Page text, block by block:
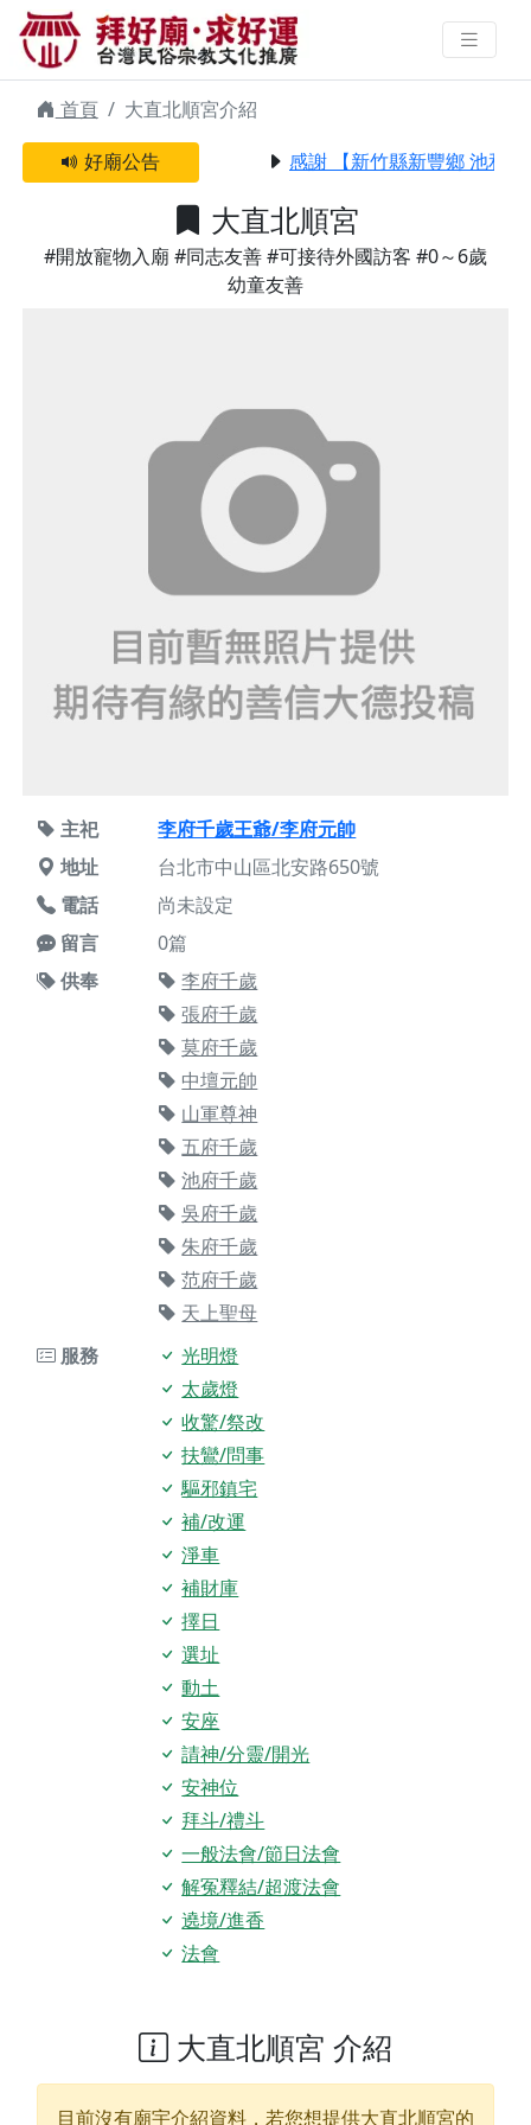
大直北順宮 | 拜好廟求好運 找到與
您有緣的信仰
首頁
大直北順宮介紹
好廟公告
感謝 【新竹縣新豐鄉 池和宮
大直北順宮
#開放寵物入廟 #同志友善#可接待外國訪客 #0～6歲
幼童友善
主祀
李府千歲王爺/李府元帥
地址
台北市中山區北安路650號
電話
尚未設定
留言
0篇
供奉
李府千歲
張府千歲
莫府千歲
中壇元帥
山軍尊神
五府千歲
池府千歲
吳府千歲
朱府千歲
范府千歲
天上聖母
服務
光明燈
太歲燈
收驚/祭改
扶鸞/問事
驅邪鎮宅
補/改運
淨車
補財庫
擇日
選址
動土
安座
請神/分靈/開光
安神位
拜斗/禮斗
一般法會/節日法會
解冤釋結/超渡法會
遶境/進香
法會
大直北順宮 介紹
目前沒有廟宇介紹資料，若您想提供大直北順宮的